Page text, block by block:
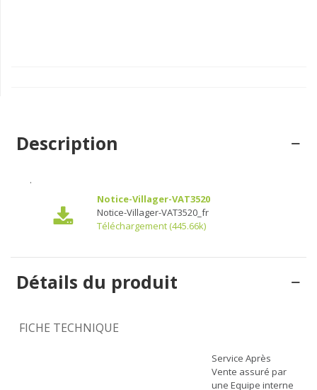
Description
.
Notice-Villager-VAT3520
Notice-Villager-VAT3520_fr
Téléchargement (445.66k)
Détails du produit
FICHE TECHNIQUE
Service Après
Vente assuré par
une Equipe interne